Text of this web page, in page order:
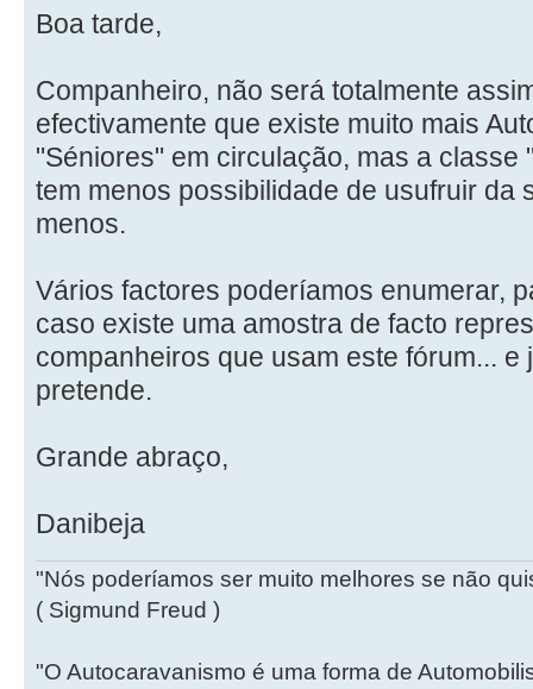
Boa tarde,
Companheiro, não será totalmente
efectivamente que existe muito mais
"Séniores" em circulação, mas a classe
tem menos possibilidade de usufruir da
menos.
Vários factores poderíamos enumerar,
caso existe uma amostra de facto
companheiros que usam este fórum... e
pretende.
Grande abraço,
Danibeja
"Nós poderíamos ser muito melhores se não
( Sigmund Freud )
"O Autocaravanismo é uma forma de